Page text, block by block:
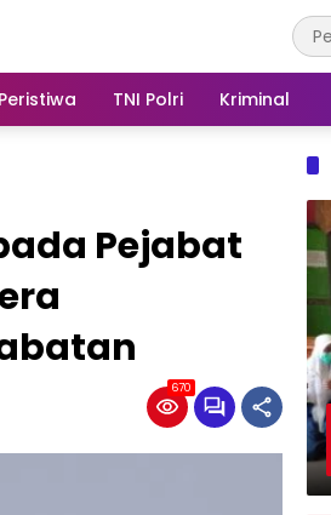
Peristiwa TNI Polri Kriminal
Pejabat
670